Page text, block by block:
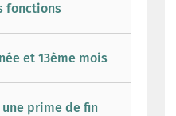
fonctions
et 13ème mois
prime de fin